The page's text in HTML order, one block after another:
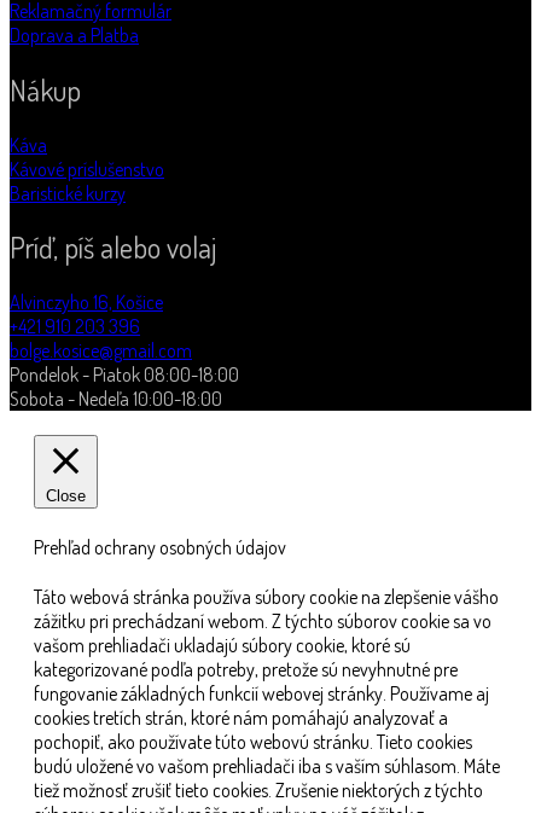
Reklamačný formulár
Doprava a Platba
Nákup
Káva
Kávové príslušenstvo
Baristické kurzy
Príď, píš alebo volaj
Alvinczyho 16, Košice
+421 910 203 396
bolge.kosice@gmail.com
Pondelok - Piatok 08:00-18:00
Sobota - Nedeľa 10:00-18:00
Close
Prehľad ochrany osobných údajov
Táto webová stránka používa súbory cookie na zlepšenie vášho
zážitku pri prechádzaní webom. Z týchto súborov cookie sa vo
vašom prehliadači ukladajú súbory cookie, ktoré sú
kategorizované podľa potreby, pretože sú nevyhnutné pre
fungovanie základných funkcií webovej stránky. Používame aj
cookies tretích strán, ktoré nám pomáhajú analyzovať a
pochopiť, ako používate túto webovú stránku. Tieto cookies
budú uložené vo vašom prehliadači iba s vaším súhlasom. Máte
tiež možnosť zrušiť tieto cookies. Zrušenie niektorých z týchto